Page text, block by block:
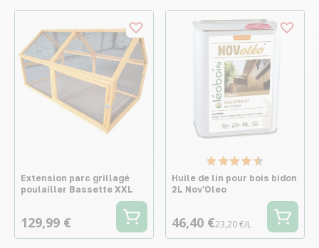
Extension parc grillagé
poulailler Bassette XXL
129,99 €
Huile de lin pour bois bidon
2L Nov'Oleo
46,40 €23,20 €/L